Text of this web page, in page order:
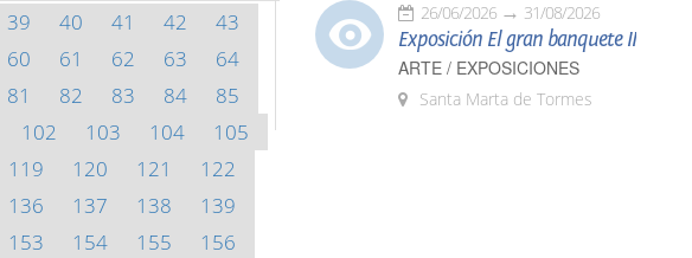
39 40 41 42
43
60 61 62 63
64
81 82 83 84
85
102 103 104
105
119 120 121
122
136 137 138
139
153 154 155
156
26/06/2026 31/08/2026
Exposición El gran banquete II
ARTE / EXPOSICIONES
Santa Marta de Tormes